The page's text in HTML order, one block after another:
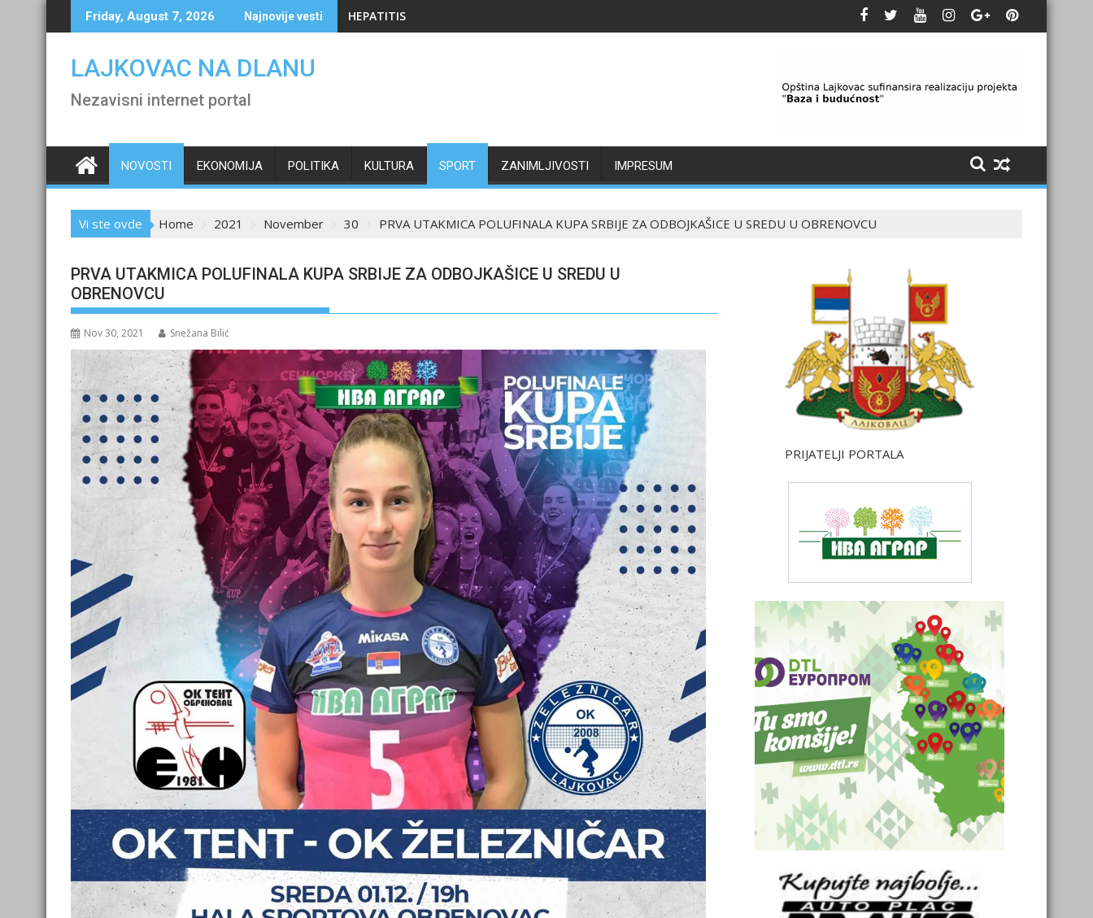
to
Friday, August 7, 2026 Najnovije vesti HEPATITIS
LAJKOVAC NA DLANU
Nezavisni internet portal
NOVOSTI EKONOMIJA POLITIKA KULTURA SPORT ZANIMLJIVOSTI IMPRESUM
Vi ste ovde Home 2021 November 30 PRVA UTAKMICA POLUFINALA KUPA SRBIJE ZA ODBOJKAŠICE U SREDU U OBRENOVCU
PRVA UTAKMICA POLUFINALA KUPA SRBIJE ZA ODBOJKAŠICE U SREDU U
OBRENOVCU
Nov 30, 2021 Snežana Bilić
PRIJATELJI PORTALA